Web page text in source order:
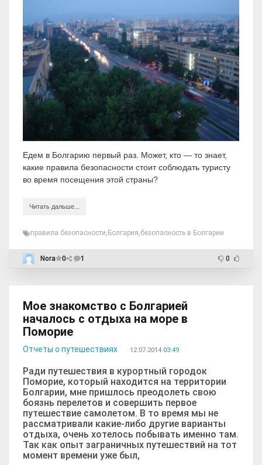
Едем в Болгарию первый раз. Может, кто — то знает,
какие правила безопасности стоит соблюдать туристу
во время посещения этой страны?
Читать дальше...
правила безопасности Болгария безопасность в Болгарии
Nora 0 1 0
Мое знакомство с Болгарией
началось с отдыха на море в
Поморие
Отчеты о путешествиях 12.07.2014 03:49
Ради путешествия в курортный городок
Поморие, который находится на территории
Болгарии, мне пришлось преодолеть свою
боязнь перелетов и совершить первое
путешествие самолетом. В то время мы не
рассматривали какие-либо другие варианты
отдыха, очень хотелось побывать именно там.
Так как опыт заграничных путешествий на тот
момент времени уже был,